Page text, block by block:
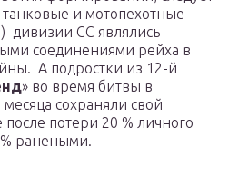
и мотопехотные
дивизии СС являлись
соединениями рейха в
А подростки из 12-й
» во время битвы в
сохраняли свой
потери 20 % личного
ранеными.